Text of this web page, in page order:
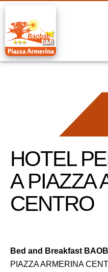
HOTEL
A PIAZZA
CENTRO
Bed and Breakfast
PIAZZA ARMERINA